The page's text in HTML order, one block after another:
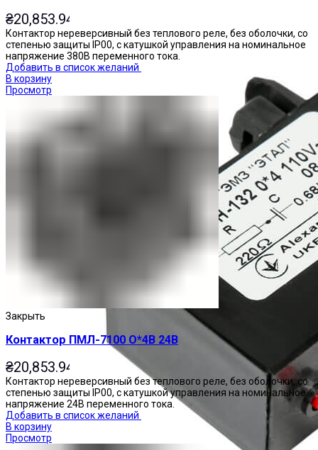
₴20,853.94
Контактор нереверсивный без теплового реле, без оболочки, со
степенью защиты IP00, с катушкой управления на номинальное
напряжение 380В переменного тока.
Добавить в список желаний
В корзину
Просмотр
Закрыть
Контактор ПМЛ-7100 О*4В 24В
₴20,853.94
Контактор нереверсивный без теплового реле, без оболочки, со
степенью защиты IP00, с катушкой управления на номинальное
напряжение 24В переменного тока.
Добавить в список желаний
В корзину
Просмотр